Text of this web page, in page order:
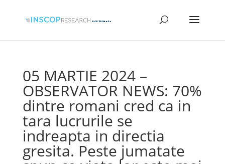
05 MARTIE 2024 –
OBSERVATOR NEWS: 70%
dintre romani cred ca in
tara lucrurile se
indreapta in directia
gresita. Peste jumatate